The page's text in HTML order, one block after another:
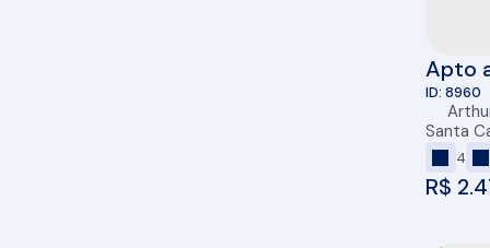
Apto
R$
8960
Santa
4